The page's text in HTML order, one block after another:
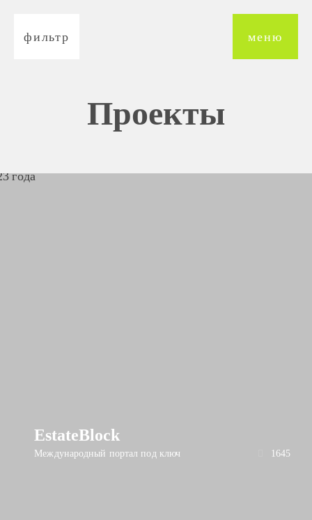
меню
Разработка сайта
фильтр
Проекты
EstateBlock
Международный портал под ключ 1645